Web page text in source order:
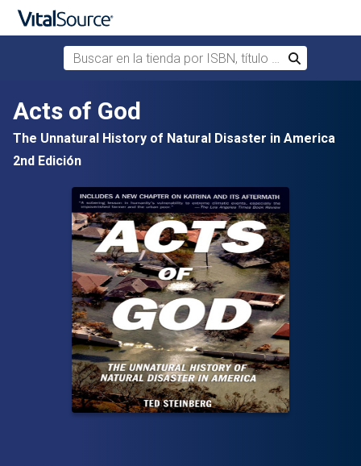
Saltar al contenido principal
Buscar en la tienda por ISBN, título o autor
Buscar
Acts of God
The Unnatural History of Natural Disaster in America
2nd Edición